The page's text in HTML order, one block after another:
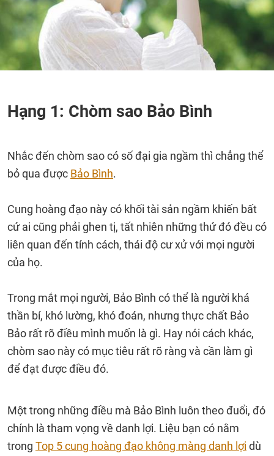
Hạng 1: Chòm sao Bảo Bình
Nhắc đến chòm sao có số đại gia ngầm thì chẳng thể
bỏ qua được Bảo Bình.
Cung hoàng đạo này có khối tài sản ngầm khiến bất
cứ ai cũng phải ghen tị, tất nhiên những thứ đó đều có
liên quan đến tính cách, thái độ cư xử với mọi người
của họ.
Trong mắt mọi người, Bảo Bình có thể là người khá
thần bí, khó lường, khó đoán, nhưng thực chất Bảo
Bảo rất rõ điều mình muốn là gì. Hay nói cách khác,
chòm sao này có mục tiêu rất rõ ràng và cần làm gì
để đạt được điều đó.
Một trong những điều mà Bảo Bình luôn theo đuổi, đó
chính là tham vọng về danh lợi. Liệu bạn có nằm
trong Top 5 cung hoàng đạo không màng danh lợi dù